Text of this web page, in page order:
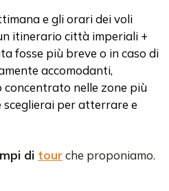
e gli orari dei voli
itinerario città imperiali +
fosse più breve o in caso di
accomodanti,
nelle zone più
per atterrare e
di tourche proponiamo.